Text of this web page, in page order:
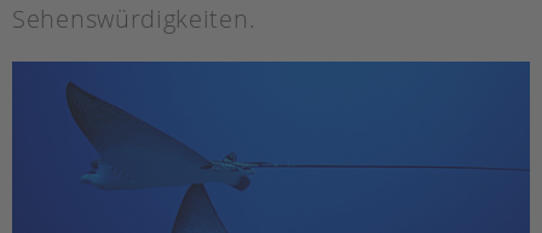
Sehenswürdigkeiten.